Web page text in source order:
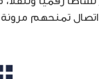
تمنحهم